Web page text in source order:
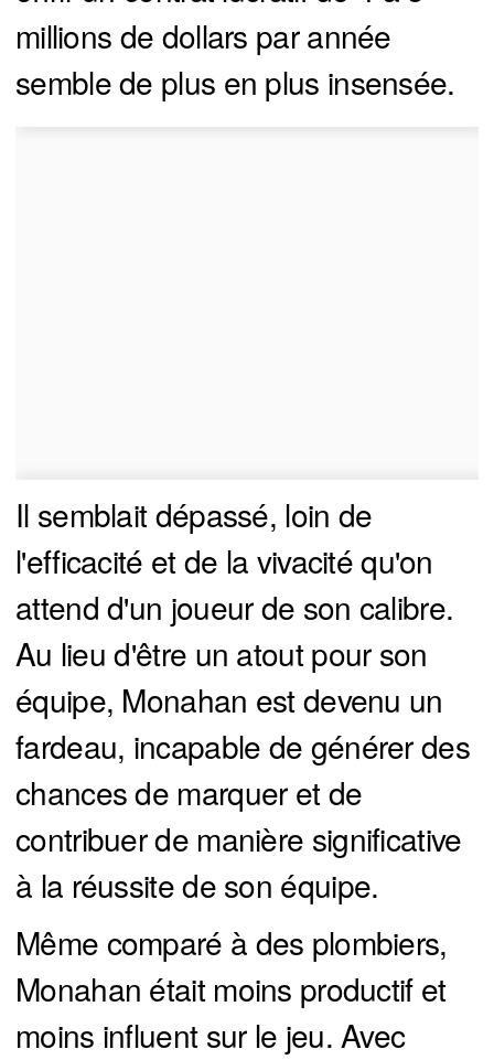
millions de dollars par année
semble de plus en plus insensée.
Il semblait dépassé, loin de
l'efficacité et de la vivacité qu'on
attend d'un joueur de son calibre.
Au lieu d'être un atout pour son
équipe, Monahan est devenu un
fardeau, incapable de générer des
chances de marquer et de
contribuer de manière significative
à la réussite de son équipe.
Même comparé à des plombiers,
Monahan était moins productif et
moins influent sur le jeu. Avec